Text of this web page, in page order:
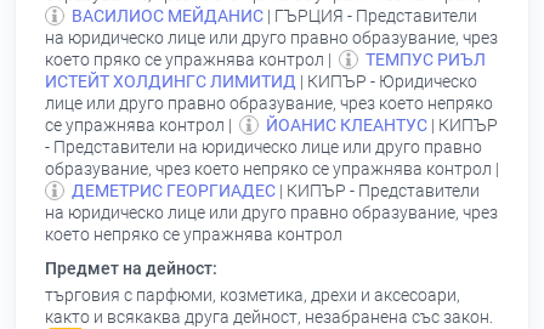
ВАСИЛИОС МЕЙДАНИС | ГЪРЦИЯ - Представители
на юридическо лице или друго правно образувание, чрез
което пряко се упражнява контрол |
ТЕМПУС РИЪЛ
ИСТЕЙТ ХОЛДИНГС ЛИМИТИД | КИПЪР - Юридическо
лице или друго правно образувание, чрез което непряко
се упражнява контрол |
ЙОАНИС КЛЕАНТУС | КИПЪР
- Представители на юридическо лице или друго правно
образувание, чрез което непряко се упражнява контрол |
ДЕМЕТРИС ГЕОРГИАДЕС | КИПЪР - Представители
на юридическо лице или друго правно образувание, чрез
което непряко се упражнява контрол
Предмет на дейност:
търговия с парфюми, козметика, дрехи и аксесоари,
както и всякаква друга дейност, незабранена със закон.